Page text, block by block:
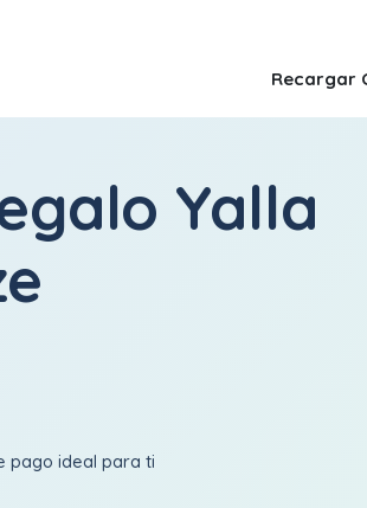
Recargar
Yalla
pago ideal para ti